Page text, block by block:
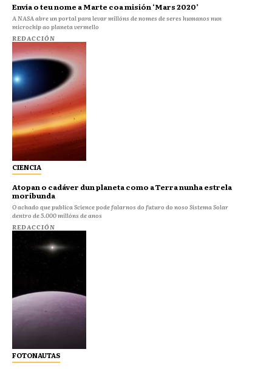
Envía o teu nome a Marte coa misión ‘Mars 2020’
A NASA abre un portal para levar millóns de nomes de seres humanos nun
microchip ao planeta vermello
REDACCIÓN
CIENCIA
Atopan o cadáver dun planeta como a Terra nunha estrela
moribunda
O achado que publica Science pode falarnos do futuro do noso Sistema Solar
dentro de 5.000 millóns de anos
REDACCIÓN
FOTONAUTAS